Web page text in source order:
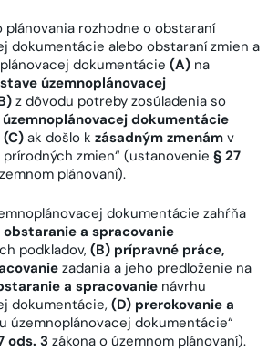
plánovania rozhodne o obstaraní
dokumentácie alebo obstaraní zmien a
dokumentácie (A) na
územnoplánovacej
z dôvodu potreby zosúladenia so
dokumentácie
(C) ak došlo k zásadným zmenám v
zmien“ (ustanovenie § 27
plánovaní).
dokumentácie zahŕňa
obstaranie a spracovanie
podkladov, (B) prípravné práce,
zadania a jeho predloženie na
a spracovanie návrhu
dokumentácie, (D) prerokovanie a
územnoplánovacej dokumentácie“
ods. 3 zákona o územnom plánovaní).